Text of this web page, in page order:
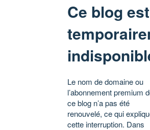
Ce blog est
Le nom de domaine ou
l’abonnement premium
ce blog n’a pas été
renouvelé, ce qui
cette interruption. Dans